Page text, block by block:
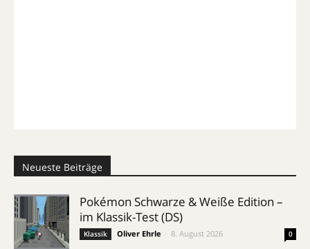
Neueste Beiträge
Pokémon Schwarze & Weiße Edition –
im Klassik-Test (DS)
Klassik Oliver Ehrle 8. August 2026 0